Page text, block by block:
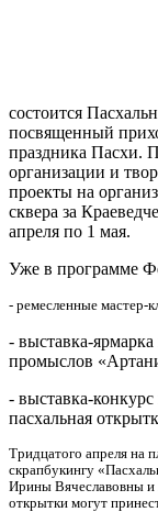
состоится
посвященный
праздника Пасхи.
организации и
проекты на
сквера за
апреля по 1 мая.
Уже в программе
- ремесленные мастер-
- выставка-
промыслов
- выставка-
пасхальная
Тридцатого апреля на
скрапбукингу
Ирины Вячеславовны и
открытки могут